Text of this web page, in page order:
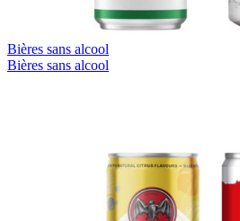
Bières sans alcool
Bières sans alcool